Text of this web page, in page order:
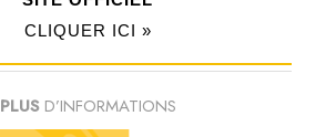
CLIQUER ICI »
PLUS D’INFORMATIONS